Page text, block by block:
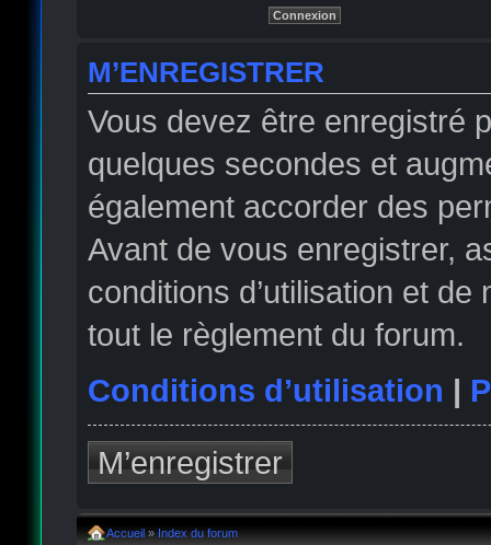
M’ENREGISTRER
Vous devez être enregistré
quelques secondes et
également accorder des
Avant de vous enregistrer,
conditions d’utilisation et
tout le règlement du forum.
Conditions d’utilisation |
M’enregistrer
Accueil » Index du forum